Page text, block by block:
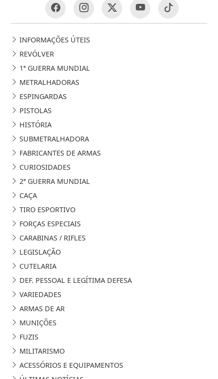
INFORMAÇÕES ÚTEIS
REVÓLVER
1ª GUERRA MUNDIAL
METRALHADORAS
ESPINGARDAS
PISTOLAS
HISTÓRIA
SUBMETRALHADORA
FABRICANTES DE ARMAS
CURIOSIDADES
2ª GUERRA MUNDIAL
CAÇA
TIRO ESPORTIVO
FORÇAS ESPECIAIS
CARABINAS / RIFLES
LEGISLAÇÃO
CUTELARIA
DEF. PESSOAL E LEGÍTIMA DEFESA
VARIEDADES
ARMAS DE AR
MUNIÇÕES
FUZIS
MILITARISMO
ACESSÓRIOS E EQUIPAMENTOS